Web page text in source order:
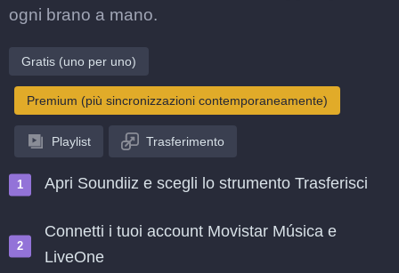
ogni brano a mano.
Gratis (uno per uno)
Premium (più sincronizzazioni contemporaneamente)
Playlist Trasferimento
Apri Soundiiz e scegli lo strumento Trasferisci
Connetti i tuoi account Movistar Música e
LiveOne